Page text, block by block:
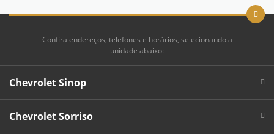
Confira endereços, telefones e horários, selecionando a
unidade abaixo:
Chevrolet Sinop
Chevrolet Sorriso